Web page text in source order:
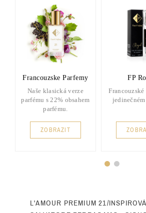
Francouzske Parfemy
Naše klasická verze
parfému s 22% obsahem
parfému.
ZOBRAZIT
FP
L'AMOUR PREMIUM 21/